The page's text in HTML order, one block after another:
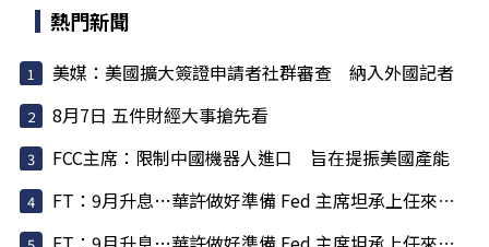
熱門新聞
美媒：美國擴大簽證申請者社群審查 納入外國記者
8月7日 五件財經大事搶先看
FCC主席：限制中國機器人進口 旨在提振美國產能
FT：9月升息…華許做好準備 Fed 主席坦承上任來犯了一些錯